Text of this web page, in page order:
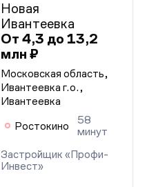
Новая
Ивантеевка
От 4,3 до 13,2
млн ₽
Московская область,
Ивантеевка г.о.,
Ивантеевка
Ростокино
58
минут
Застройщик «Профи-
Инвест»